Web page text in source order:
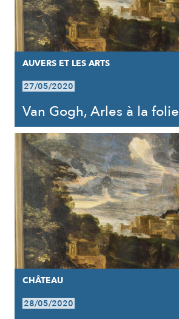
AUVERS ET LES ARTS
27/05/2020
Van Gogh, Arles à la folie
CHÂTEAU
28/05/2020